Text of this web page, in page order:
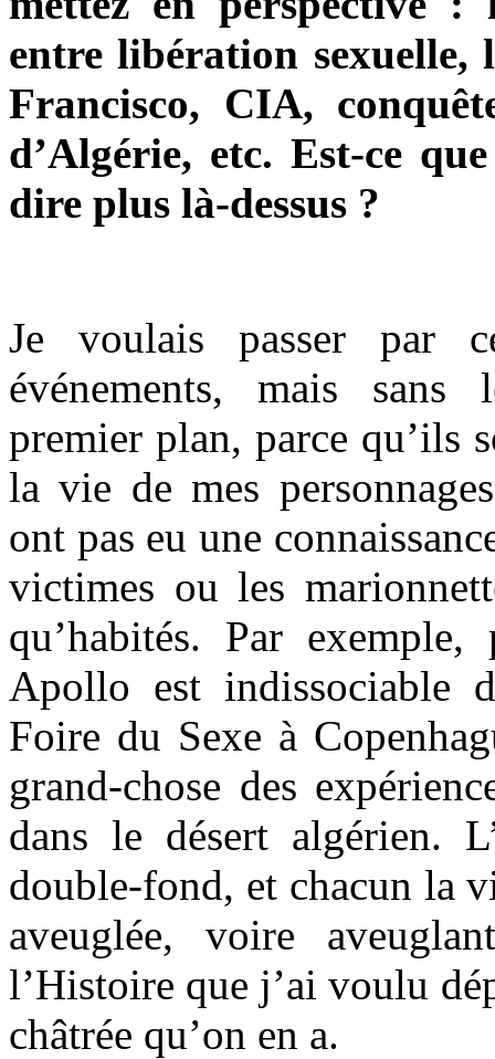
entre libération sexuelle,
Francisco, CIA,
d’Algérie, etc. Est-ce
dire plus là-dessus ?
Je voulais passer par
événements, mais
premier plan, parce qu’ils
la vie de mes
ont pas eu une
victimes ou les
qu’habités. Par
Apollo est indissociable
Foire du Sexe à
grand-chose des
dans le désert algérien.
double-fond, et chacun la
aveuglée, voire
l’Histoire que j’ai voulu
châtrée qu’on en a.